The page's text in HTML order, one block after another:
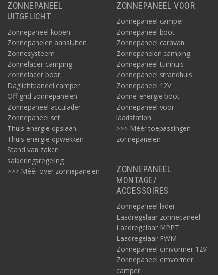
ZONNEPANEEL
UITGELICHT
Zonnepaneel kopen
Zonnepanelen aansluiten
Zonnesysteem
Zonnelader camping
Zonnelader boot
Daglichtpaneel camper
Off-grid zonnepanelen
Zonnepaneel acculader
Zonnepaneel set
Thuis energie opslaan
Thuis energie opwekken
Stand van zaken
salderingsregeling
>>> Méér over zonnepanelen
ZONNEPANEEL VOOR
Zonnepaneel camper
Zonnepaneel boot
Zonnepaneel caravan
Zonnepanelen camping
Zonnepaneel tuinhuis
Zonnepaneel strandhuis
Zonnepaneel 12V
Zonne-energie boot
Zonnepaneel voor
laadstation
>>> Méér toepassingen
zonnepanelen
ZONNEPANEEL
MONTAGE/
ACCESSOIRES
Zonnepaneel lader
Laadregelaar zonnepaneel
Laadregelaar MPPT
Laadregelaar PWM
Zonnepaneel omvormer 12V
Zonnepaneel omvormer
camper